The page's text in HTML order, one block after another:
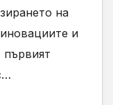
на
и
първият